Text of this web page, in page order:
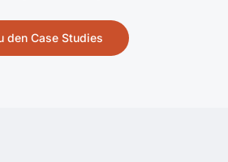
den Case Studies